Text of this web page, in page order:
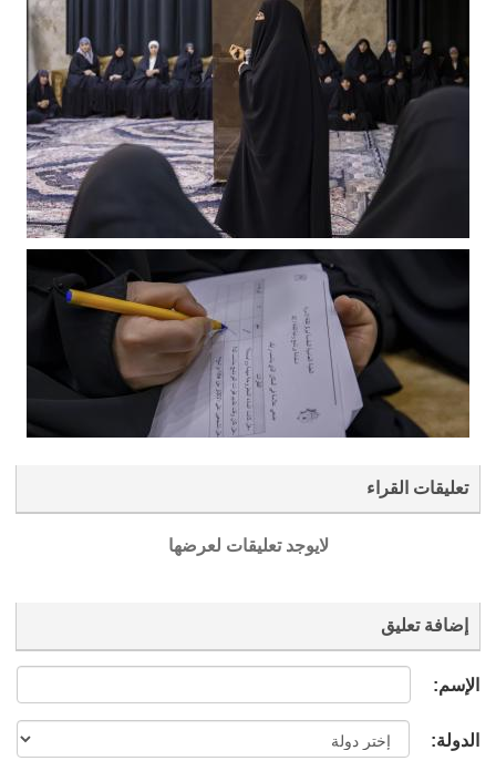
تعليقات القراء
لايوجد تعليقات لعرضها
إضافة تعليق
الإسم:
الدولة: